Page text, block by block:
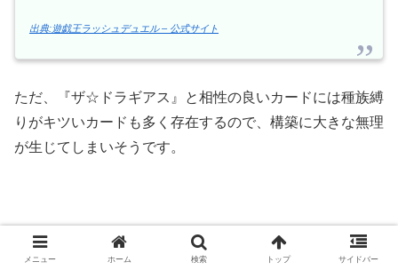
出典:遊戯王ラッシュデュエル – 公式サイト
ただ、『ザ☆ドラギアス』と相性の良いカードには種族縛
りがキツいカードも多く存在するので、構築に大きな無理
が生じてしまいそうです。
メニュー ホーム 検索 トップ サイドバー